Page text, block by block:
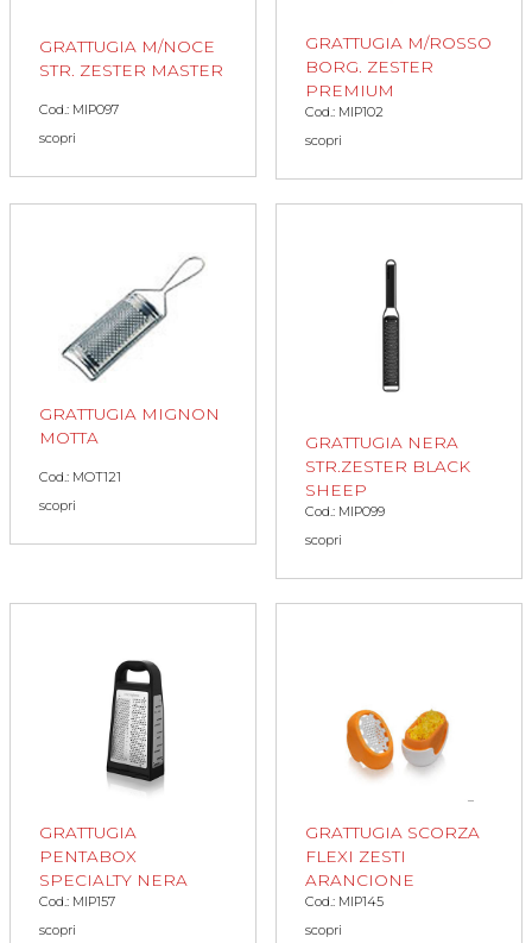
GRATTUGIA M/NOCE
STR. ZESTER MASTER
Cod.: MIP097
scopri
GRATTUGIA M/ROSSO
BORG. ZESTER
PREMIUM
Cod.: MIP102
scopri
GRATTUGIA MIGNON
MOTTA
Cod.: MOT121
scopri
GRATTUGIA NERA
STR.ZESTER BLACK
SHEEP
Cod.: MIP099
scopri
GRATTUGIA
PENTABOX
SPECIALTY NERA
Cod.: MIP157
scopri
GRATTUGIA SCORZA
FLEXI ZESTI
ARANCIONE
Cod.: MIP145
scopri